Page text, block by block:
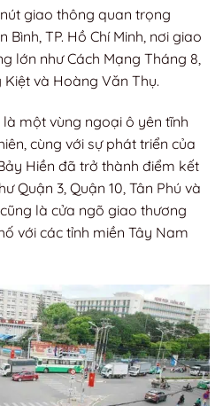
giao thông quan trọng
Bình, TP. Hồ Chí Minh, nơi giao
lớn như Cách Mạng Tháng 8,
và Hoàng Văn Thụ.
một vùng ngoại ô yên tĩnh
cùng với sự phát triển của
Hiền đã trở thành điểm kết
Quận 3, Quận 10, Tân Phú và
là cửa ngõ giao thương
với các tỉnh miền Tây Nam